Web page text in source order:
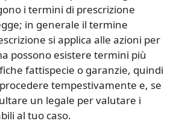
i termini di prescrizione
in generale il termine
si applica alle azioni per
possono esistere termini più
fattispecie o garanzie, quindi
tempestivamente e, se
un legale per valutare i
al tuo caso.